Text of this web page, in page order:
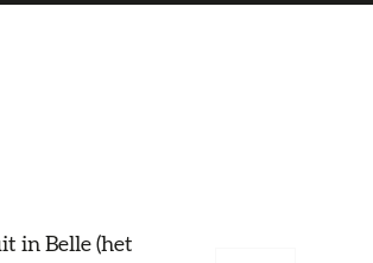
in Belle (het